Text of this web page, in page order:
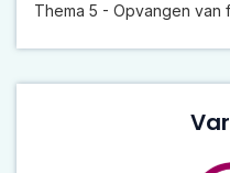
Thema 5 - Opvangen van